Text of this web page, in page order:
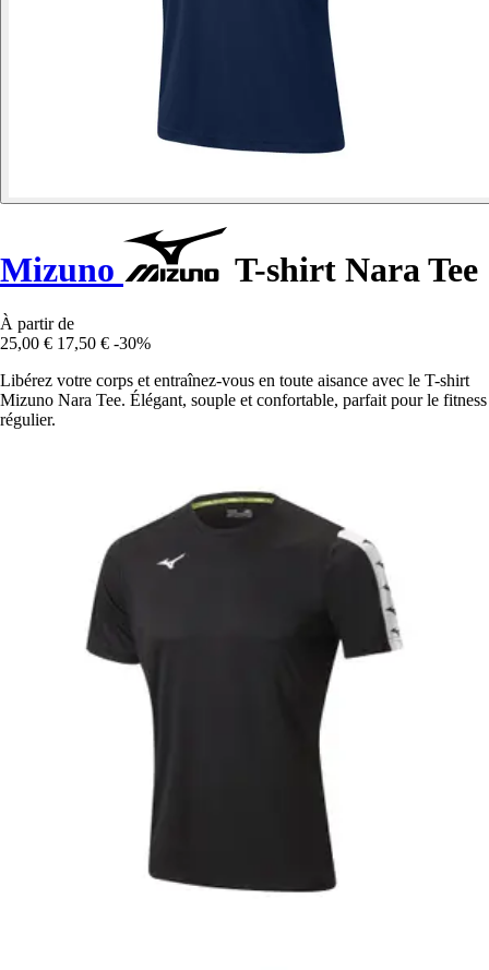
Mizuno T-shirt Nara Tee
À partir de
25,00 € 17,50 € -30%
Libérez votre corps et entraînez-vous en toute aisance avec le T-shirt
Mizuno Nara Tee. Élégant, souple et confortable, parfait pour le fitness
régulier.